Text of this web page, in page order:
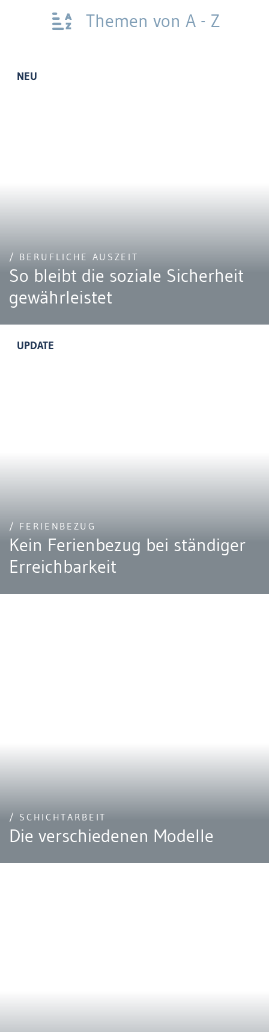
Themen von A - Z
NEU
/ BERUFLICHE AUSZEIT
So bleibt die soziale Sicherheit
gewährleistet
UPDATE
/ FERIENBEZUG
Kein Ferienbezug bei ständiger
Erreichbarkeit
/ SCHICHTARBEIT
Die verschiedenen Modelle